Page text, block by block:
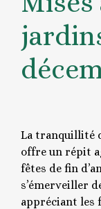
La tranquillité
offre un répit
fêtes de fin
s’émerveiller
appréciant les